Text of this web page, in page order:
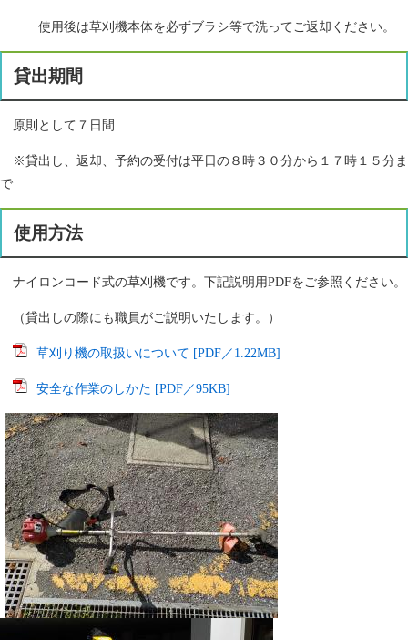
使用後は草刈機本体を必ずブラシ等で洗ってご返却ください。
貸出期間
原則として７日間
※貸出し、返却、予約の受付は平日の８時３０分から１７時１５分ま
で
使用方法
ナイロンコード式の草刈機です。下記説明用PDFをご参照ください。
（貸出しの際にも職員がご説明いたします。）
草刈り機の取扱いについて [PDF／1.22MB]
安全な作業のしかた [PDF／95KB]